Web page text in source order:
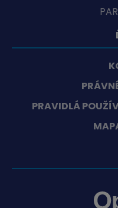
PRAVIDLÁ